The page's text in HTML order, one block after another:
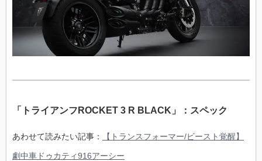
「トライアンフROCKET 3 R BLACK」：スペック
あわせて読みたい記事： 【トランスフォーマー/ビースト覚醒】
劇中車ドゥカティ916アーシー